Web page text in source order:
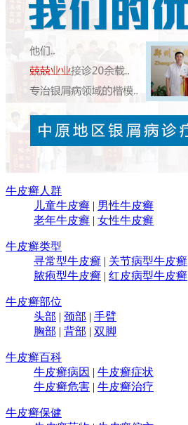
牛皮癣人群
儿童牛皮癣 | 男性牛皮癣
老年牛皮癣 | 女性牛皮癣
牛皮癣类型
寻常型牛皮癣 | 关节病型牛皮癣
脓疱型牛皮癣 | 红皮病型牛皮癣
牛皮癣部位
头部 | 颈部 | 手臂
胸部 | 背部 | 双脚
牛皮癣百科
牛皮癣病因 | 牛皮癣症状
牛皮癣危害 | 牛皮癣治疗
牛皮癣保健